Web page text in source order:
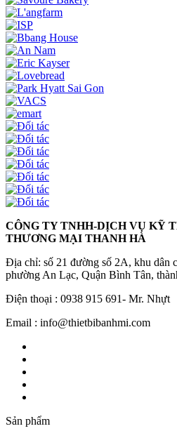
CÔNG TY TNHH-DỊCH VỤ KỸ
THƯƠNG MẠI THANH HÀ
Địa chỉ: số 21 đường số 2A, khu dân
phường An Lạc, Quận Bình Tân,
Điện thoại : 0938 915 691- Mr. Nhựt
Email : info@thietbibanhmi.com
Sản phẩm